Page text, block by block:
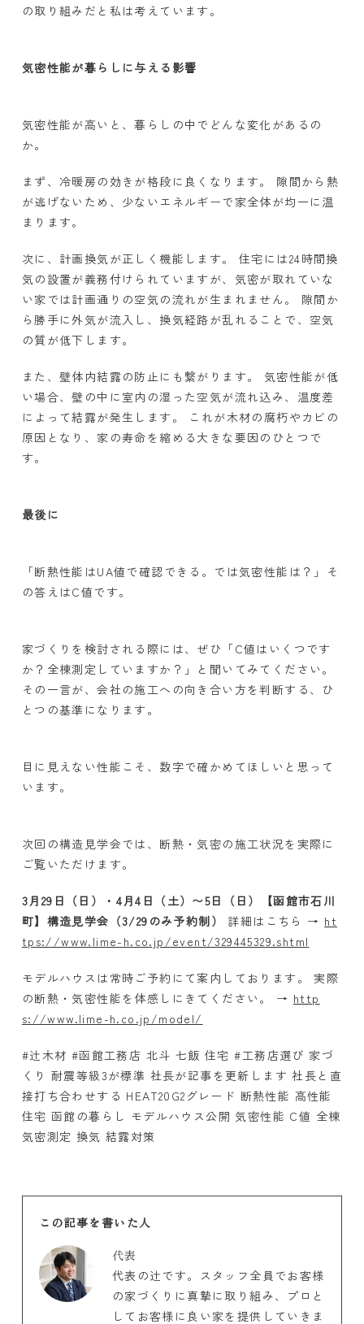
の取り組みだと私は考えています。
気密性能が暮らしに与える影響
気密性能が高いと、暮らしの中でどんな変化があるの
か。
まず、冷暖房の効きが格段に良くなります。 隙間から熱
が逃げないため、少ないエネルギーで家全体が均一に温
まります。
次に、計画換気が正しく機能します。 住宅には24時間換
気の設置が義務付けられていますが、気密が取れていな
い家では計画通りの空気の流れが生まれません。 隙間か
ら勝手に外気が流入し、換気経路が乱れることで、空気
の質が低下します。
また、壁体内結露の防止にも繋がります。 気密性能が低
い場合、壁の中に室内の湿った空気が流れ込み、温度差
によって結露が発生します。 これが木材の腐朽やカビの
原因となり、家の寿命を縮める大きな要因のひとつで
す。
最後に
「断熱性能はUA値で確認できる。では気密性能は？」そ
の答えはC値です。
家づくりを検討される際には、ぜひ「C値はいくつです
か？全棟測定していますか？」と聞いてみてください。
その一言が、会社の施工への向き合い方を判断する、ひ
とつの基準になります。
目に見えない性能こそ、数字で確かめてほしいと思って
います。
次回の構造見学会では、断熱・気密の施工状況を実際に
ご覧いただけます。
3月 29 日（日）・ 4月4 日（土）〜5日（日）【函館市石川
町】構造見学会（3/29 のみ予約制） 詳細はこちら → ht
tps://www.lime-h.co.jp/event/329445329.shtml
モデルハウスは常時ご予約にて案内しております。 実際
の断熱・気密性能を体感しにきてください。
→ http
s://www.lime-h.co.jp/model/
#辻木材 #函館工務店 北斗 七飯 住宅 #工務店選び 家づ
くり 耐震等級3が標準 社長が記事を更新します 社長と直
接打ち合わせする HEAT20G2 グレード 断熱性能 高性能
住宅 函館の暮らし モデルハウス公開 気密性能 C値 全棟
気密測定 換気 結露対策
この記事を書いた人
代表
代表の辻です。スタッフ全員でお客様
の家づくりに真摯に取り組み、プロと
してお客様に良い家を提供していきま